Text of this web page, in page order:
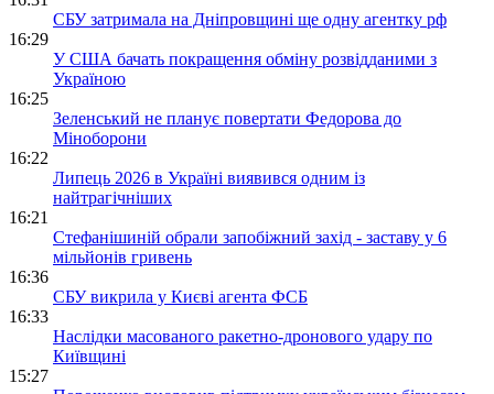
СБУ затримала на Дніпровщині ще одну агентку рф
16:29
У США бачать покращення обміну розвідданими з
Україною
16:25
Зеленський не планує повертати Федорова до
Міноборони
16:22
Липець 2026 в Україні виявився одним із
найтрагічніших
16:21
Стефанішиній обрали запобіжний захід - заставу у 6
мільйонів гривень
16:36
СБУ викрила у Києві агента ФСБ
16:33
Наслідки масованого ракетно-дронового удару по
Київщині
15:27